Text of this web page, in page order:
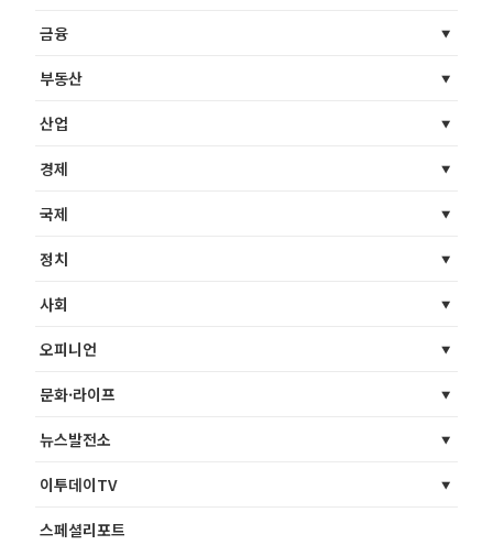
금융
부동산
산업
경제
국제
정치
사회
오피니언
문화·라이프
뉴스발전소
이투데이TV
스페셜리포트